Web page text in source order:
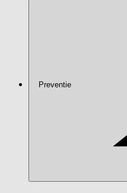
Preventie